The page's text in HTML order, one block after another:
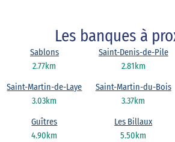
Les banques à
2.77km
Sablons
2.81km
Saint-Denis-de-Pile
3.03km
Saint-Martin-de-Laye
3.37km
Saint-Martin-du-Bois
4.90km
Guîtres
5.50km
Les Billaux